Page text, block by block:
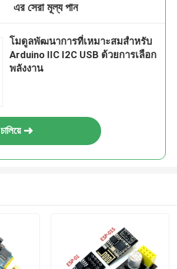
এর সেরা মূল্য পান
โมดูลพัฒนาการที่เหมาะสมสําหรับ
Arduino IIC I2C USB ด้วยการเลือก
พลังงาน
চালিয়ে